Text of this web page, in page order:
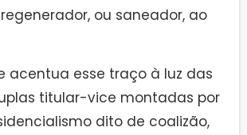
ou saneador, ao
acentua esse traço à luz das
titular-vice montadas por
dito de coalizão,